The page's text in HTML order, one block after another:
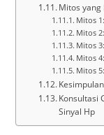
Mitos
Mitos
Mitos
Mitos
Mitos
Mitos
Konsultasi
Sinyal Hp